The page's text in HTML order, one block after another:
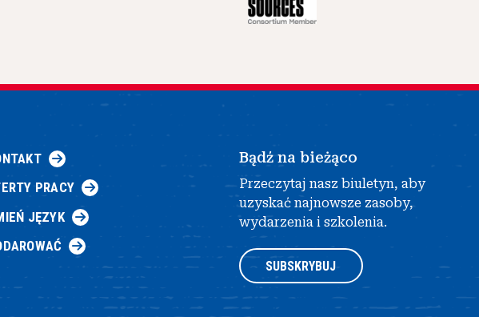
PRACY
JĘZYK
Bądź na bieżąco
Przeczytaj nasz biuletyn, aby
uzyskać najnowsze zasoby,
wydarzenia i szkolenia.
SUBSKRYBUJ